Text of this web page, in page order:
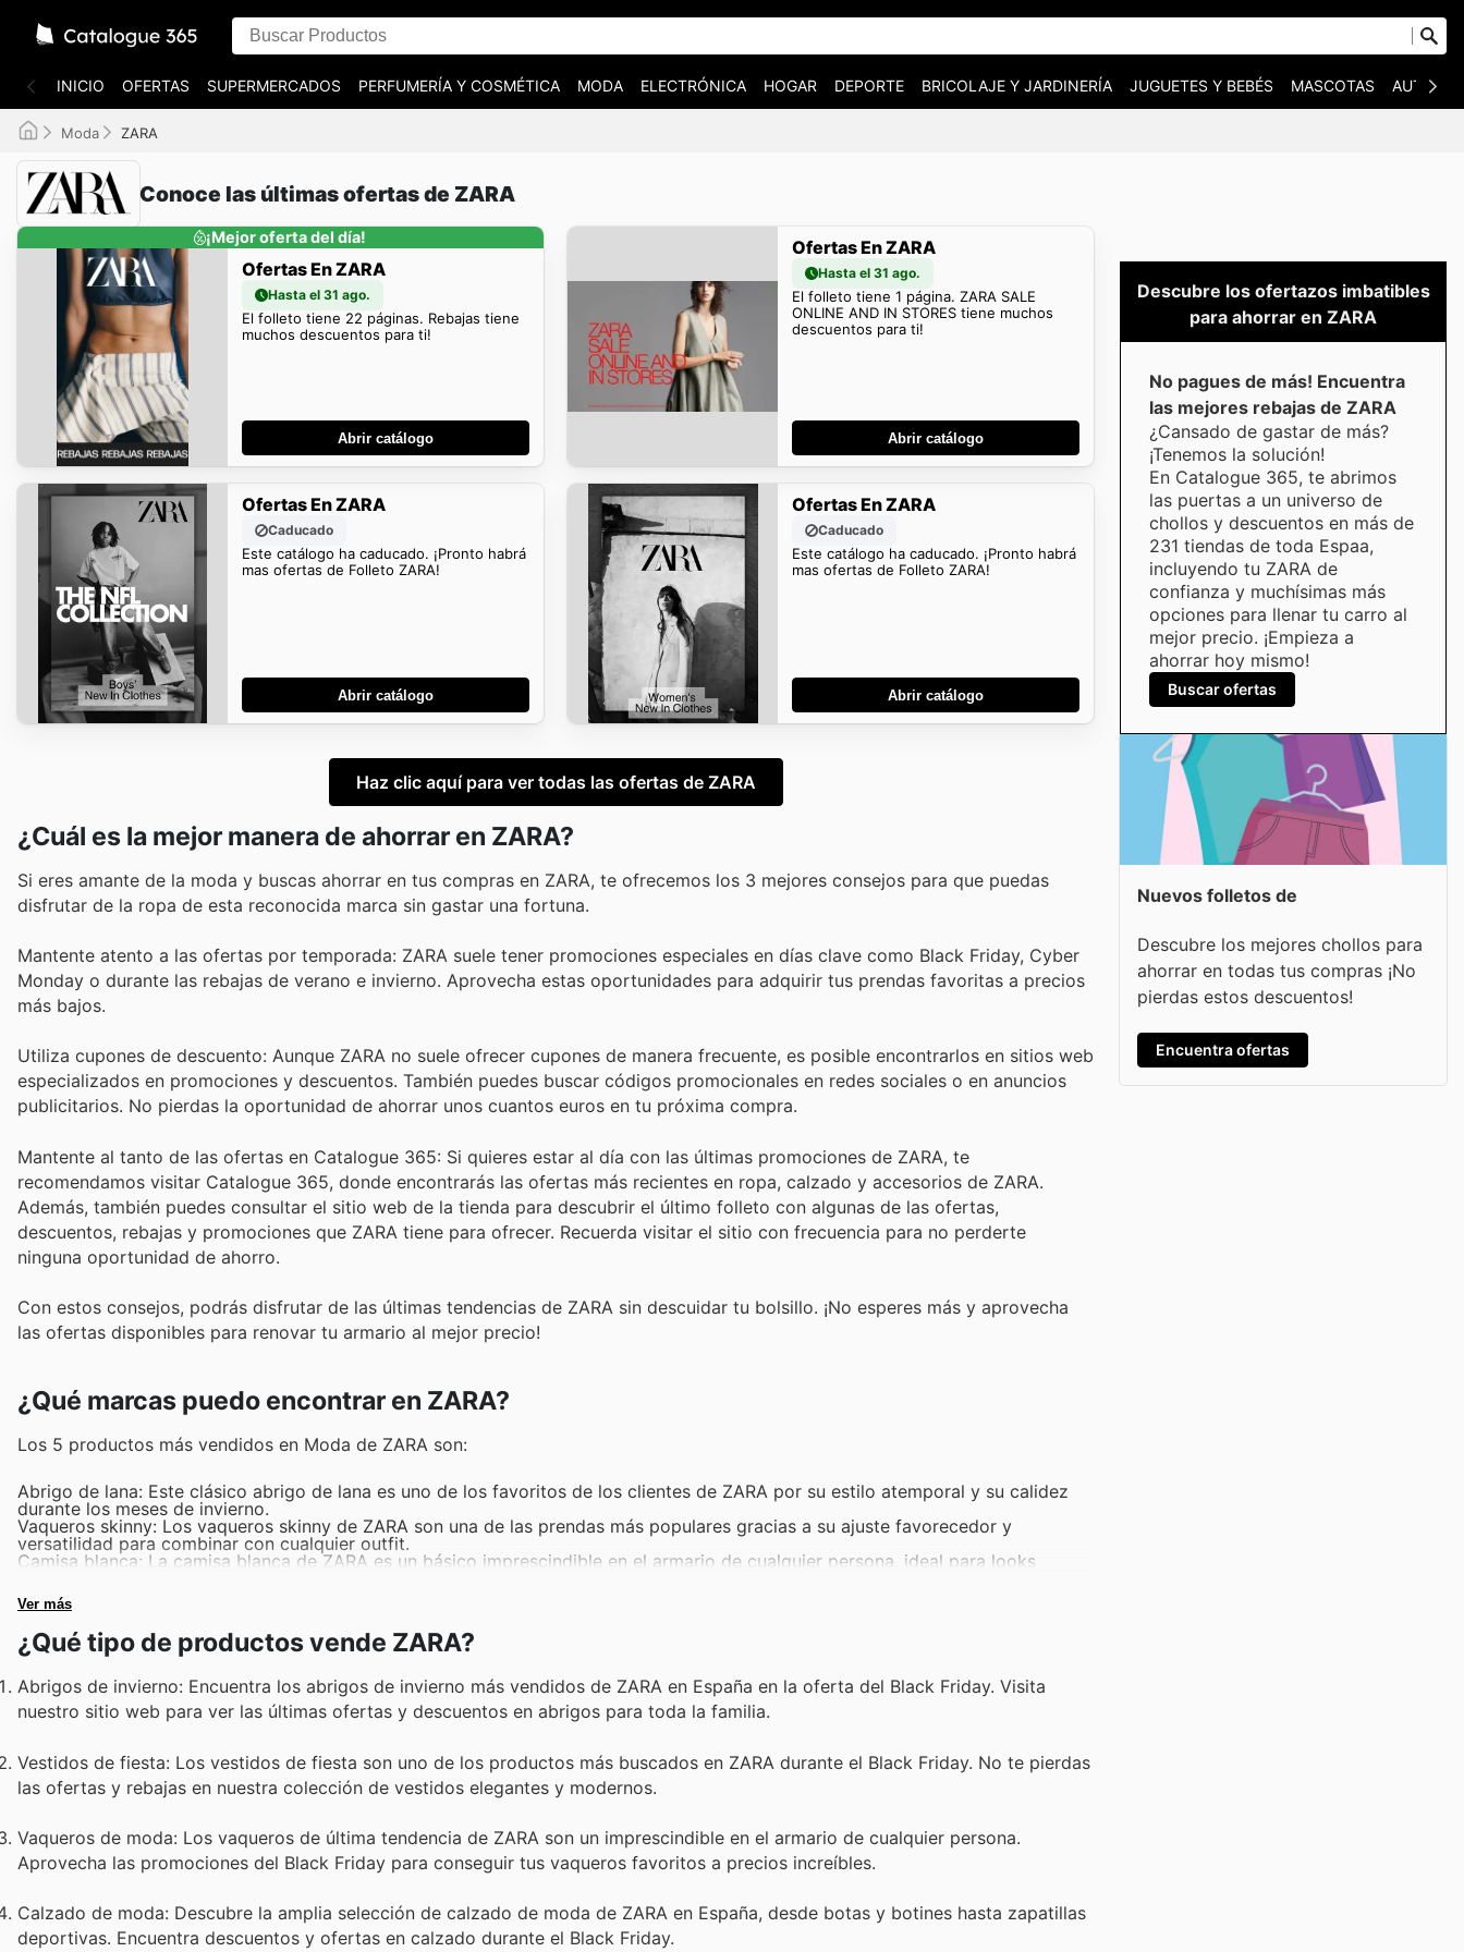
INICIO OFERTAS SUPERMERCADOS PERFUMERÍA Y COSMÉTICA MODA ELECTRÓNICA HOGAR DEPORTE BRICOLAJE Y JARDINERÍA JUGUETES Y BEBÉS MASCOTAS AUTO Y
Moda ZARA
Conoce las últimas ofertas de ZARA
¡Mejor oferta del día!
Ofertas En ZARA
Hasta el 31 ago.
El folleto tiene 22 páginas. Rebajas tiene
muchos descuentos para ti!
Abrir catálogo
Ofertas En ZARA
Hasta el 31 ago.
El folleto tiene 1 página. ZARA SALE
ONLINE AND IN STORES tiene muchos
descuentos para ti!
Abrir catálogo
Ofertas En ZARA
Caducado
Este catálogo ha caducado. ¡Pronto habrá
mas ofertas de Folleto ZARA!
Abrir catálogo
Ofertas En ZARA
Caducado
Este catálogo ha caducado. ¡Pronto habrá
mas ofertas de Folleto ZARA!
Abrir catálogo
Haz clic aquí para ver todas las ofertas de ZARA
¿Cuál es la mejor manera de ahorrar en ZARA?
Si eres amante de la moda y buscas ahorrar en tus compras en ZARA, te ofrecemos los 3 mejores consejos para que puedas
disfrutar de la ropa de esta reconocida marca sin gastar una fortuna.
Mantente atento a las ofertas por temporada: ZARA suele tener promociones especiales en días clave como Black Friday, Cyber
Monday o durante las rebajas de verano e invierno. Aprovecha estas oportunidades para adquirir tus prendas favoritas a precios
más bajos.
Utiliza cupones de descuento: Aunque ZARA no suele ofrecer cupones de manera frecuente, es posible encontrarlos en sitios web
especializados en promociones y descuentos. También puedes buscar códigos promocionales en redes sociales o en anuncios
publicitarios. No pierdas la oportunidad de ahorrar unos cuantos euros en tu próxima compra.
Mantente al tanto de las ofertas en Catalogue 365: Si quieres estar al día con las últimas promociones de ZARA, te
recomendamos visitar Catalogue 365, donde encontrarás las ofertas más recientes en ropa, calzado y accesorios de ZARA.
Además, también puedes consultar el sitio web de la tienda para descubrir el último folleto con algunas de las ofertas,
descuentos, rebajas y promociones que ZARA tiene para ofrecer. Recuerda visitar el sitio con frecuencia para no perderte
ninguna oportunidad de ahorro.
Con estos consejos, podrás disfrutar de las últimas tendencias de ZARA sin descuidar tu bolsillo. ¡No esperes más y aprovecha
las ofertas disponibles para renovar tu armario al mejor precio!
¿Qué marcas puedo encontrar en ZARA?
Los 5 productos más vendidos en Moda de ZARA son:
Abrigo de lana: Este clásico abrigo de lana es uno de los favoritos de los clientes de ZARA por su estilo atemporal y su calidez
durante los meses de invierno.
Vaqueros skinny: Los vaqueros skinny de ZARA son una de las prendas más populares gracias a su ajuste favorecedor y
versatilidad para combinar con cualquier outfit.
Camisa blanca: La camisa blanca de ZARA es un básico imprescindible en el armario de cualquier persona, ideal para looks
Vestido negro: El vestido negro de ZARA es un must-have para cualquier ocasión, desde eventos elegantes hasta salidas
informales, siempre lucirás elegante.
Zapatillas blancas: Las zapatillas blancas de ZARA son un básico que nunca pasa de moda, ideales para crear looks cómodos y
chic.
Ver más
¿Qué tipo de productos vende ZARA?
Abrigos de invierno: Encuentra los abrigos de invierno más vendidos de ZARA en España en la oferta del Black Friday. Visita
nuestro sitio web para ver las últimas ofertas y descuentos en abrigos para toda la familia.
Vestidos de fiesta: Los vestidos de fiesta son uno de los productos más buscados en ZARA durante el Black Friday. No te pierdas
las ofertas y rebajas en nuestra colección de vestidos elegantes y modernos.
Vaqueros de moda: Los vaqueros de última tendencia de ZARA son un imprescindible en el armario de cualquier persona.
Aprovecha las promociones del Black Friday para conseguir tus vaqueros favoritos a precios increíbles.
Calzado de moda: Descubre la amplia selección de calzado de moda de ZARA en España, desde botas y botines hasta zapatillas
deportivas. Encuentra descuentos y ofertas en calzado durante el Black Friday.
Descubre los ofertazos imbatibles
para ahorrar en ZARA
No pagues de más! Encuentra
las mejores rebajas de ZARA
¿Cansado de gastar de más?
¡Tenemos la solución!
En Catalogue 365, te abrimos
las puertas a un universo de
chollos y descuentos en más de
231 tiendas de toda Espaa,
incluyendo tu ZARA de
confianza y muchísimas más
opciones para llenar tu carro al
mejor precio. ¡Empieza a
ahorrar hoy mismo!
Buscar ofertas
Nuevos folletos de
Descubre los mejores chollos para
ahorrar en todas tus compras ¡No
pierdas estos descuentos!
Encuentra ofertas